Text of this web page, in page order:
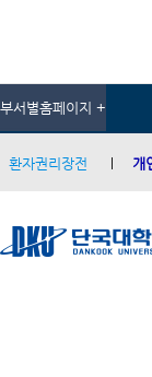
부서별홈페이지 +
환자권리장전 개